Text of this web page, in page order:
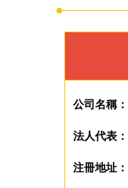
公司名稱：
法人代表：
注冊地址：